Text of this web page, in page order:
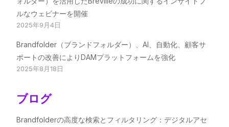
ルなウェビナーを開催
2025年9月4日
Brandfolder（ブランドフォルダー）、AI、自動化、顧客サ
ポートの改善によりDAMプラットフォームを強化
2025年8月18日
ブログ
Brandfolderの高度な検索とフィルタリング：デジタルアセ